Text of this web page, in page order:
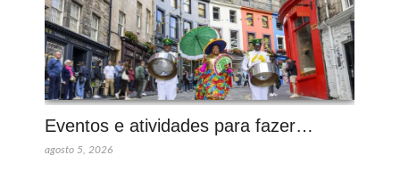
Eventos e atividades para fazer…
agosto 5, 2026